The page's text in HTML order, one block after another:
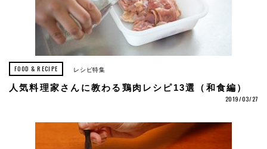
FOOD & RECIPE レシピ特集
人気料理家さんに教わる鶏肉レシピ13選（和食編）
2019/03/27